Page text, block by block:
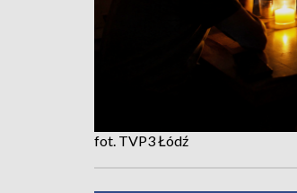
fot. TVP3 Łódź